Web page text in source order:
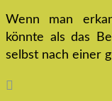
Wenn man
könnte als das
selbst nach einer
